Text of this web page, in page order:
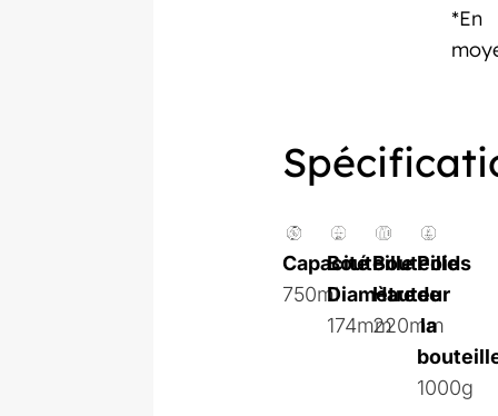
*En
Capacité
750ml
Bouteille
Diamètre
174mm
Bouteille
Hauteur
220mm
Poids
de
la
1000g